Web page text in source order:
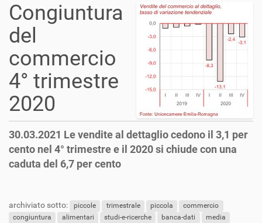
Congiuntura
del
commercio
4° trimestre
2020
30.03.2021 Le vendite al dettaglio cedono il 3,1 per
cento nel 4° trimestre e il 2020 si chiude con una
caduta del 6,7 per cento
archiviato sotto: piccole trimestrale piccola
commercio
congiuntura
alimentari studi-e-ricerche banca-dati
media